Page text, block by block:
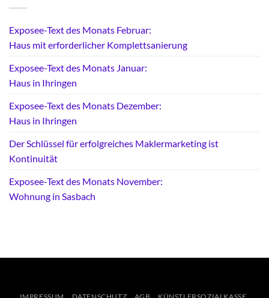
Exposee-Text des Monats Februar:
Haus mit erforderlicher Komplettsanierung
Exposee-Text des Monats Januar:
Haus in Ihringen
Exposee-Text des Monats Dezember:
Haus in Ihringen
Der Schlüssel für erfolgreiches Maklermarketing ist
Kontinuität
Exposee-Text des Monats November:
Wohnung in Sasbach